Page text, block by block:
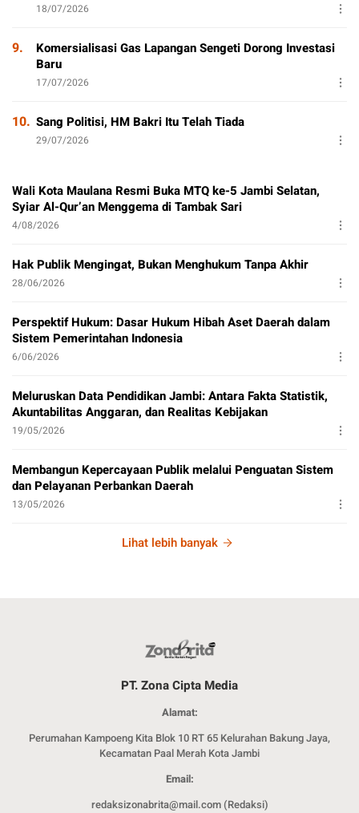
18/07/2026
9.
Komersialisasi Gas Lapangan Sengeti Dorong Investasi
Baru
17/07/2026
10. Sang Politisi, HM Bakri Itu Telah Tiada
29/07/2026
Wali Kota Maulana Resmi Buka MTQ ke-5 Jambi Selatan,
Syiar Al-Qur’an Menggema di Tambak Sari
4/08/2026
Hak Publik Mengingat, Bukan Menghukum Tanpa Akhir
28/06/2026
Perspektif Hukum: Dasar Hukum Hibah Aset Daerah dalam
Sistem Pemerintahan Indonesia
6/06/2026
Meluruskan Data Pendidikan Jambi: Antara Fakta Statistik,
Akuntabilitas Anggaran, dan Realitas Kebijakan
19/05/2026
Membangun Kepercayaan Publik melalui Penguatan Sistem
dan Pelayanan Perbankan Daerah
13/05/2026
Lihat lebih banyak
PT. Zona Cipta Media
Alamat:
Perumahan Kampoeng Kita Blok 10 RT 65 Kelurahan Bakung Jaya,
Kecamatan Paal Merah Kota Jambi
Email:
redaksizonabrita@mail.com (Redaksi)